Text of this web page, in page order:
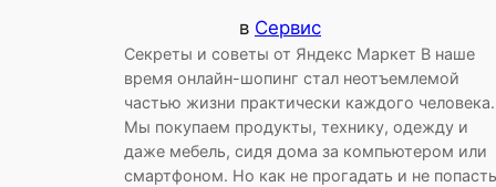
в Сервис
Секреты и советы от Яндекс Маркет В наше
время онлайн-шопинг стал неотъемлемой
частью жизни практически каждого человека.
Мы покупаем продукты, технику, одежду и
даже мебель, сидя дома за компьютером или
смартфоном. Но как не прогадать и не попасть